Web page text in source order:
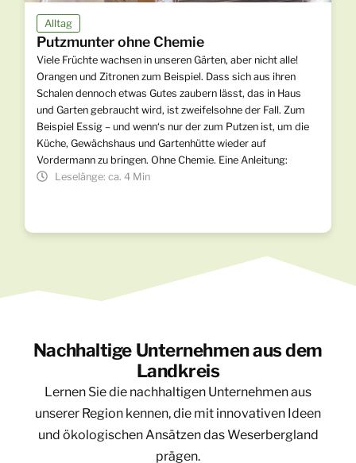
Alltag
Putzmunter ohne Chemie
Viele Früchte wachsen in unseren Gärten, aber nicht alle!
Orangen und Zitronen zum Beispiel. Dass sich aus ihren
Schalen dennoch etwas Gutes zaubern lässt, das in Haus
und Garten gebraucht wird, ist zweifelsohne der Fall. Zum
Beispiel Essig – und wenn‘s nur der zum Putzen ist, um die
Küche, Gewächshaus und Gartenhütte wieder auf
Vordermann zu bringen. Ohne Chemie. Eine Anleitung:
Leselänge: ca. 4 Min
Nachhaltige Unternehmen aus dem
Landkreis
Lernen Sie die nachhaltigen Unternehmen aus
unserer Region kennen, die mit innovativen Ideen
und ökologischen Ansätzen das Weserbergland
prägen.